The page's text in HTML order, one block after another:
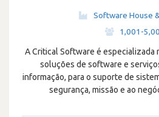
Software House
1,001-
A Critical Software é especializada
soluções de software e
informação, para o suporte de
segurança, missão e ao